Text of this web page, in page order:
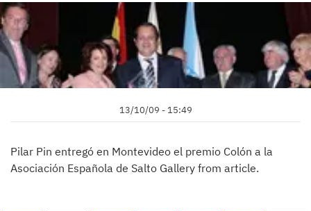
13/10/09 - 15:49
Pilar Pin entregó en Montevideo el premio Colón a la
Asociación Española de Salto Gallery from article.